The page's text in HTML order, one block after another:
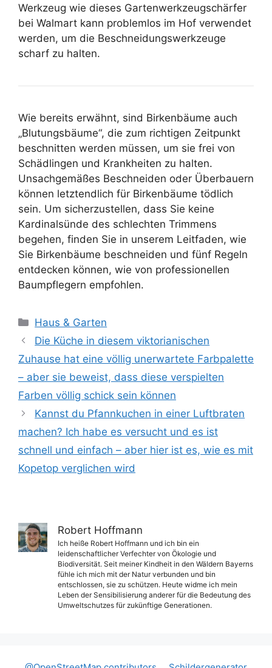
Werkzeug wie dieses Gartenwerkzeugschärfer
bei Walmart kann problemlos im Hof ​​verwendet
werden, um die Beschneidungswerkzeuge
scharf zu halten.
Wie bereits erwähnt, sind Birkenbäume auch
„Blutungsbäume“, die zum richtigen Zeitpunkt
beschnitten werden müssen, um sie frei von
Schädlingen und Krankheiten zu halten.
Unsachgemäßes Beschneiden oder Überbauern
können letztendlich für Birkenbäume tödlich
sein. Um sicherzustellen, dass Sie keine
Kardinalsünde des schlechten Trimmens
begehen, finden Sie in unserem Leitfaden, wie
Sie Birkenbäume beschneiden und fünf Regeln
entdecken können, wie von professionellen
Baumpflegern empfohlen.
Kategorien
Haus & Garten
Die Küche in diesem viktorianischen
Zuhause hat eine völlig unerwartete Farbpalette
– aber sie beweist, dass diese verspielten
Farben völlig schick sein können
Kannst du Pfannkuchen in einer Luftbraten
machen? Ich habe es versucht und es ist
schnell und einfach – aber hier ist es, wie es mit
Kopetop verglichen wird
Robert Hoffmann
Ich heiße Robert Hoffmann und ich bin ein
leidenschaftlicher Verfechter von Ökologie und
Biodiversität. Seit meiner Kindheit in den Wäldern Bayerns
fühle ich mich mit der Natur verbunden und bin
entschlossen, sie zu schützen. Heute widme ich mein
Leben der Sensibilisierung anderer für die Bedeutung des
Umweltschutzes für zukünftige Generationen.